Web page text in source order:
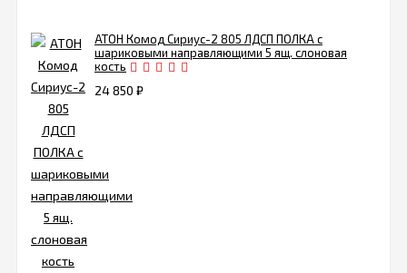
АТОН Комод Сириус-2 805 ЛДСП ПОЛКА с
шариковыми направляющими 5 ящ. слоновая
кость
24 850 ₽